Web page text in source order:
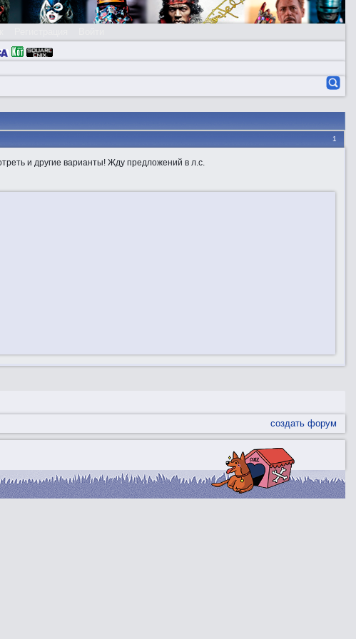
1
и другие варианты! Жду предложений в л.с.
создать форум